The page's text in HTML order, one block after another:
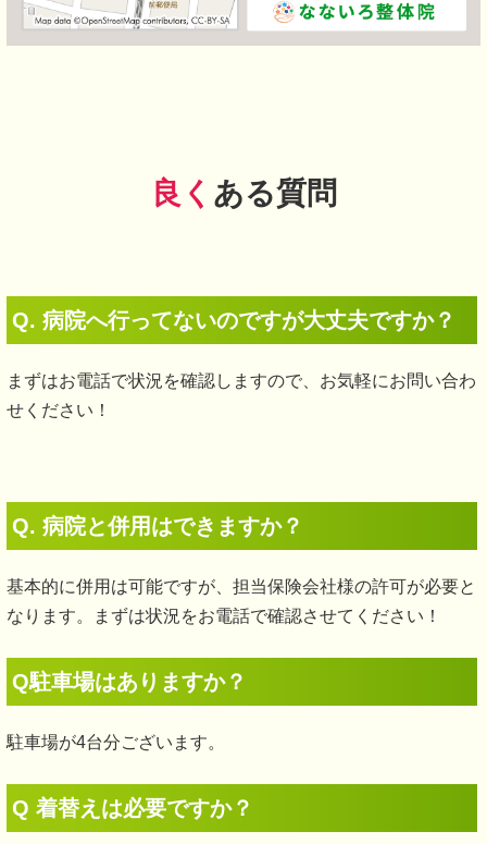
良く ある質問
Q. 病院へ行ってないのですが大丈夫ですか？
まずはお電話で状況を確認しますので、お気軽にお問い合わ
せください！
Q. 病院と併用はできますか？
基本的に併用は可能ですが、担当保険会社様の許可が必要と
なります。まずは状況をお電話で確認させてください！
Q駐車場はありますか？
駐車場が4台分ございます。
Q 着替えは必要ですか？